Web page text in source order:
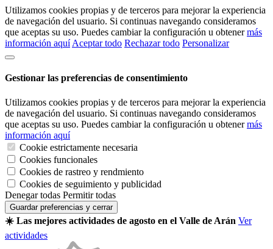
Utilizamos cookies propias y de terceros para mejorar la experiencia
de navegación del usuario. Si continuas navegando consideramos
que aceptas su uso. Puedes cambiar la configuración u obtenermás
información aquí Aceptar todo Rechazar todo Personalizar
Gestionar las preferencias de consentimiento
Utilizamos cookies propias y de terceros para mejorar la experiencia
de navegación del usuario. Si continuas navegando consideramos
que aceptas su uso. Puedes cambiar la configuración u obtenermás
información aquí
Cookie estrictamente necesaria
Cookies funcionales
Cookies de rastreo y rendmiento
Cookies de seguimiento y publicidad
Denegar todas Permitir todas
Guardar preferencias y cerrar
☀️ Las mejores actividades de agosto en el Valle de Arán Ver
actividades